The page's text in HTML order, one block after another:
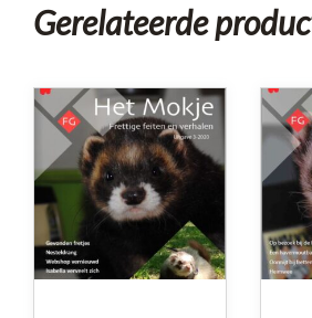
Gerelateerde